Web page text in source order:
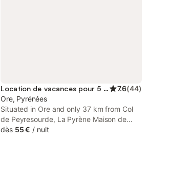
Location de vacances pour 5 personnes 7.6(44)
Ore, Pyrénées
Situated in Ore and only 37 km from Col
de Peyresourde, La Pyrène Maison de
vacances features accommodation with
dès 55 € / nuit